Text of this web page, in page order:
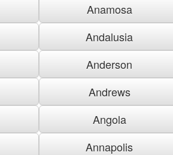
Anamosa
Andalusia
Anderson
Andrews
Angola
Annapolis